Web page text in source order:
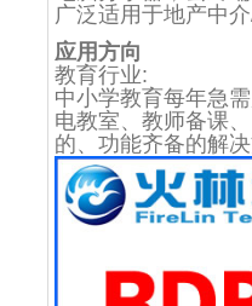
广泛适用于地产中
应用方向
教育行业:
中小学教育每年急
电教室、教师备课
的、功能齐备的解